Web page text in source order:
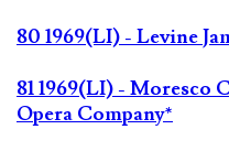
80 1969(LI) - Levine
81 1969(LI) - Moresco
Opera Company*